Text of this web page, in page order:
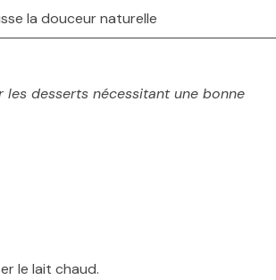
la douceur naturelle
les desserts nécessitant une bonne
le lait chaud.